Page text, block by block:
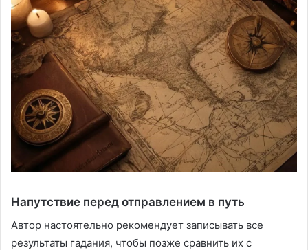
Напутствие перед отправлением в путь
Автор настоятельно рекомендует записывать все
результаты гадания, чтобы позже сравнить их с